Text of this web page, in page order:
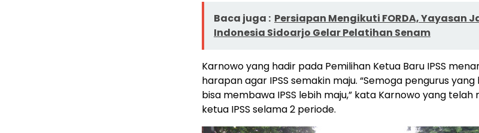
Baca juga : Persiapan Mengikuti FORDA, Yayasan
Indonesia Sidoarjo Gelar Pelatihan Senam
Karnowo yang hadir pada Pemilihan Ketua Baru IPSS
harapan agar IPSS semakin maju. “Semoga pengurus yang
bisa membawa IPSS lebih maju,” kata Karnowo yang telah
ketua IPSS selama 2 periode.